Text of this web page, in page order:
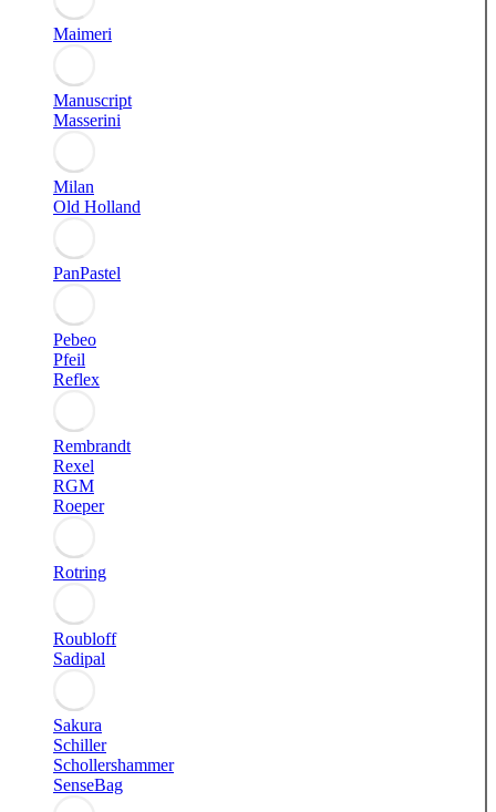
Maimeri
Manuscript
Masserini
Milan
Old Holland
PanPastel
Pebeo
Pfeil
Reflex
Rembrandt
Rexel
RGM
Roeper
Rotring
Roubloff
Sadipal
Sakura
Schiller
Schollershammer
SenseBag